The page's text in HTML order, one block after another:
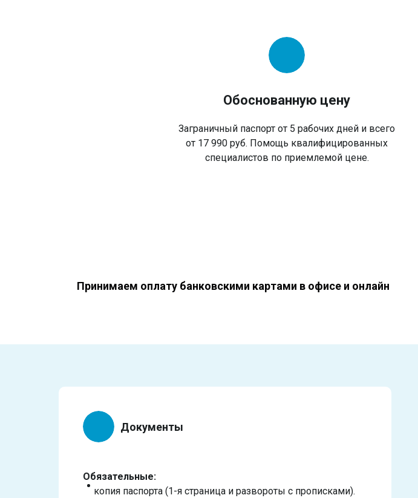
Обоснованную цену
Заграничный паспорт от 5 рабочих дней и всего
от 17 990 руб. Помощь квалифицированных
специалистов по приемлемой цене.
Принимаем оплату банковскими картами в офисе и онлайн
Документы
Обязательные:
копия паспорта (1-я страница и развороты с прописками).